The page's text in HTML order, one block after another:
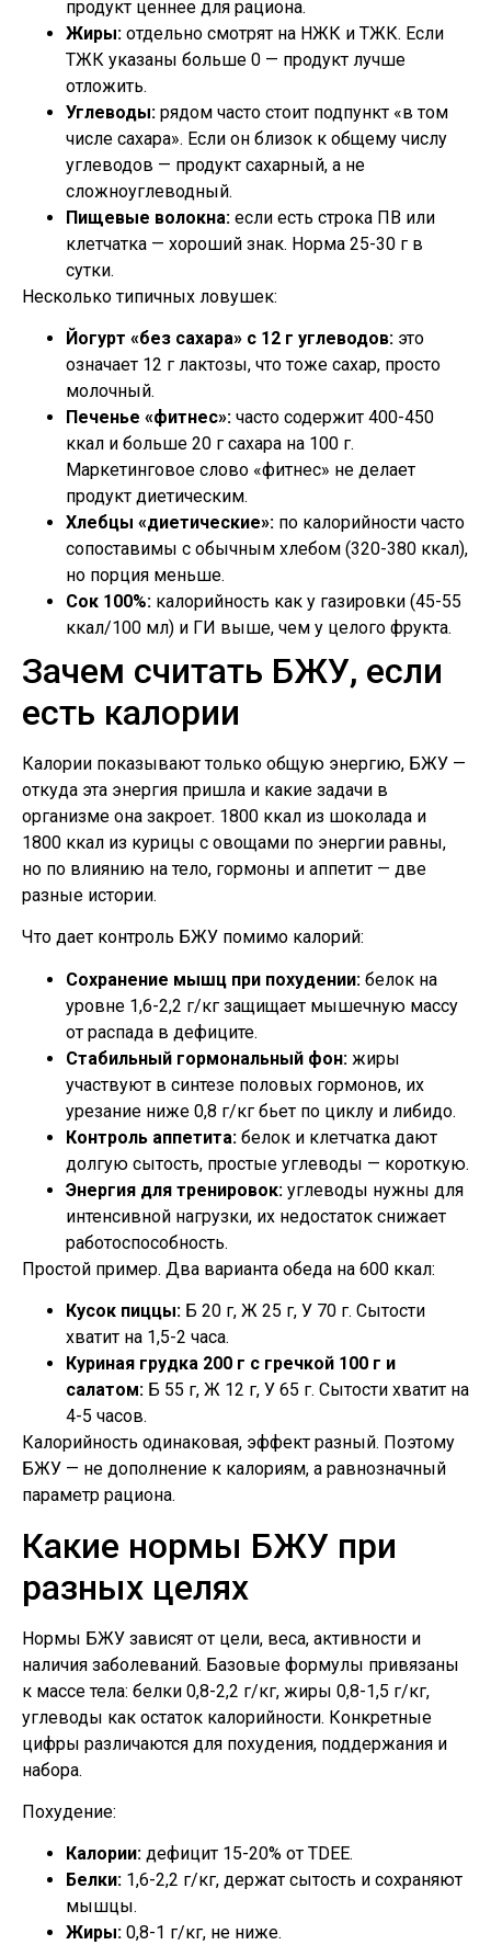
продукт ценнее для рациона.
Жиры: отдельно смотрят на НЖК и ТЖК. Если
ТЖК указаны больше 0 — продукт лучше
отложить.
Углеводы: рядом часто стоит подпункт «в том
числе сахара». Если он близок к общему числу
углеводов — продукт сахарный, а не
сложноуглеводный.
Пищевые волокна: если есть строка ПВ или
клетчатка — хороший знак. Норма 25-30 г в
сутки.
Несколько типичных ловушек:
Йогурт «без сахара» с 12 г углеводов: это
означает 12 г лактозы, что тоже сахар, просто
молочный.
Печенье «фитнес»: часто содержит 400-450
ккал и больше 20 г сахара на 100 г.
Маркетинговое слово «фитнес» не делает
продукт диетическим.
Хлебцы «диетические»: по калорийности часто
сопоставимы с обычным хлебом (320-380 ккал),
но порция меньше.
Сок 100%: калорийность как у газировки (45-55
ккал/100 мл) и ГИ выше, чем у целого фрукта.
Зачем считать БЖУ, если
есть калории
Калории показывают только общую энергию, БЖУ —
откуда эта энергия пришла и какие задачи в
организме она закроет. 1800 ккал из шоколада и
1800 ккал из курицы с овощами по энергии равны,
но по влиянию на тело, гормоны и аппетит — две
разные истории.
Что дает контроль БЖУ помимо калорий:
Сохранение мышц при похудении: белок на
уровне 1,6-2,2 г/кг защищает мышечную массу
от распада в дефиците.
Стабильный гормональный фон: жиры
участвуют в синтезе половых гормонов, их
урезание ниже 0,8 г/кг бьет по циклу и либидо.
Контроль аппетита: белок и клетчатка дают
долгую сытость, простые углеводы — короткую.
Энергия для тренировок: углеводы нужны для
интенсивной нагрузки, их недостаток снижает
работоспособность.
Простой пример. Два варианта обеда на 600 ккал:
Кусок пиццы: Б 20 г, Ж 25 г, У 70 г. Сытости
хватит на 1,5-2 часа.
Куриная грудка 200 г с гречкой 100 г и
салатом: Б 55 г, Ж 12 г, У 65 г. Сытости хватит на
4-5 часов.
Калорийность одинаковая, эффект разный. Поэтому
БЖУ — не дополнение к калориям, а равнозначный
параметр рациона.
Какие нормы БЖУ при
разных целях
Нормы БЖУ зависят от цели, веса, активности и
наличия заболеваний. Базовые формулы привязаны
к массе тела: белки 0,8-2,2 г/кг, жиры 0,8-1,5 г/кг,
углеводы как остаток калорийности. Конкретные
цифры различаются для похудения, поддержания и
набора.
Похудение:
Калории: дефицит 15-20% от TDEE.
Белки: 1,6-2,2 г/кг, держат сытость и сохраняют
мышцы.
Жиры: 0,8-1 г/кг, не ниже.